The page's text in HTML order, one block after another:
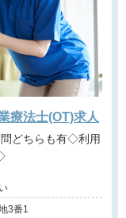
療法士(OT)求人
3番1